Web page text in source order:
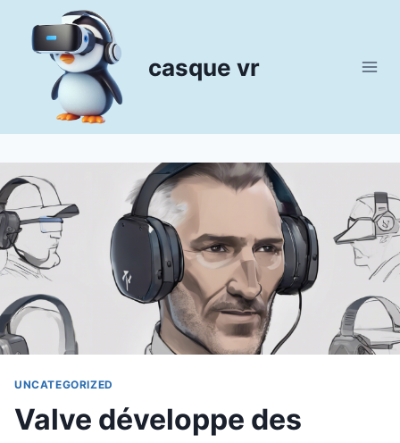
contenu
casque vr
UNCATEGORIZED
Valve développe des